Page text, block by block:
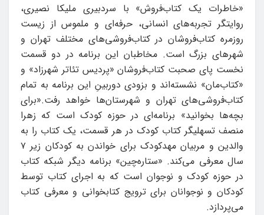
«خاطرات یک کتاب‌فروش» با سردبیری ملیکا نصیری،
روایتگر تجربه‌های انسانی، حرفه‌ای و ملموس از زیست
روزمره کتاب‌فروشان در کتاب‌فروشی‌های مختلف تهران و
شهرهای بزرگ است. مخاطبان این برنامه در دو قسمت
نخست پای صحبت کتاب‌فروشان «پردیس تئاتر شهرزاد» و
«کتاب‌مان» نشسته‌اند و بزودی دوربینِ این برنامه به تمام
کتاب‌فروشی‌های تهران و شهرستان‌ها خواهد رفت.«برای
بچه‌ها بخوانید» برنامه‌ای در حوزه کودک است که زهرا
منصف تسهلیگر کتاب کودک در هر قسمت، یک کتاب را به
والدین و مربیان مهدکودک برای خواندن به کودکان زیر ۷
سال معرفی می‌کند. «ستاره‌چین» برنامه دیگر شبکه کتاب
در حوزه کودک و نوجوان است که به اجرای کتاب توسط
کودکان و نوجوانان برای ترویج کتابخوانی و معرفی کتاب
می‌پردازد.